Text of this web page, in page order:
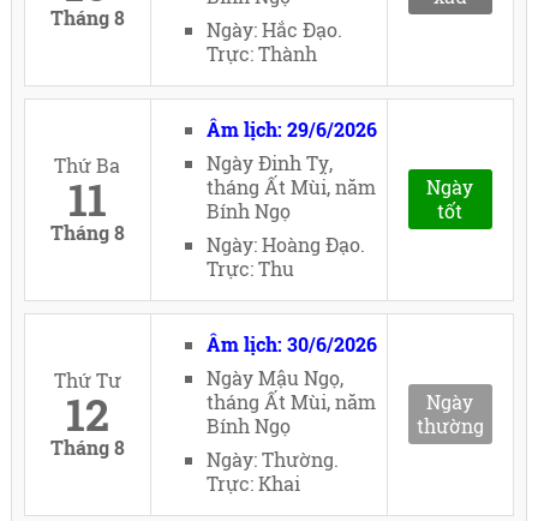
Tháng 8
Ngày: Hắc Đạo.
Trực: Thành
Thứ Ba
11
Tháng 8
Âm lịch: 29/6/2026
Ngày Đinh Tỵ,
tháng Ất Mùi, năm
Bính Ngọ
Ngày: Hoàng Đạo.
Trực: Thu
Ngày
tốt
Thứ Tư
12
Tháng 8
Âm lịch: 30/6/2026
Ngày Mậu Ngọ,
tháng Ất Mùi, năm
Bính Ngọ
Ngày: Thường.
Trực: Khai
Ngày
thường